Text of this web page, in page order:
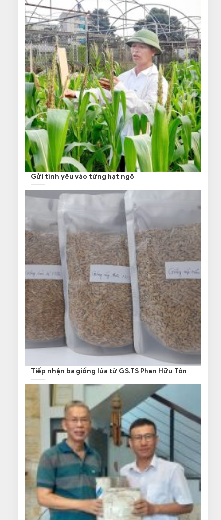
Gửi tình yêu vào từng hạt ngô
Tiếp nhận ba giống lúa từ GS.TS Phan Hữu Tôn